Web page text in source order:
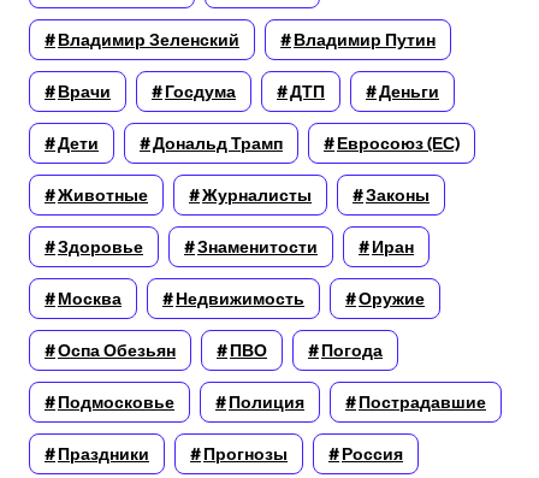
Владимир Зеленский Владимир Путин
Врачи Госдума ДТП Деньги
Дети Дональд Трамп Евросоюз (ЕС)
Животные Журналисты Законы
Здоровье Знаменитости Иран
Москва Недвижимость Оружие
Оспа Обезьян ПВО Погода
Подмосковье Полиция Пострадавшие
Праздники Прогнозы Россия